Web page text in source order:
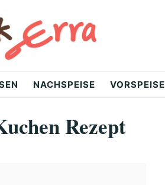
NACHSPEISE VORSPEISE
Rezept